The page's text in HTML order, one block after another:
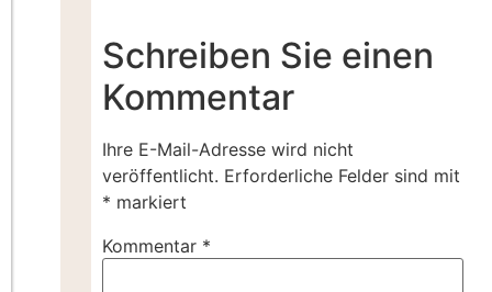
Schreiben Sie einen
Kommentar
Ihre E-Mail-Adresse wird nicht
veröffentlicht. Erforderliche Felder sind mit
* markiert
Kommentar *